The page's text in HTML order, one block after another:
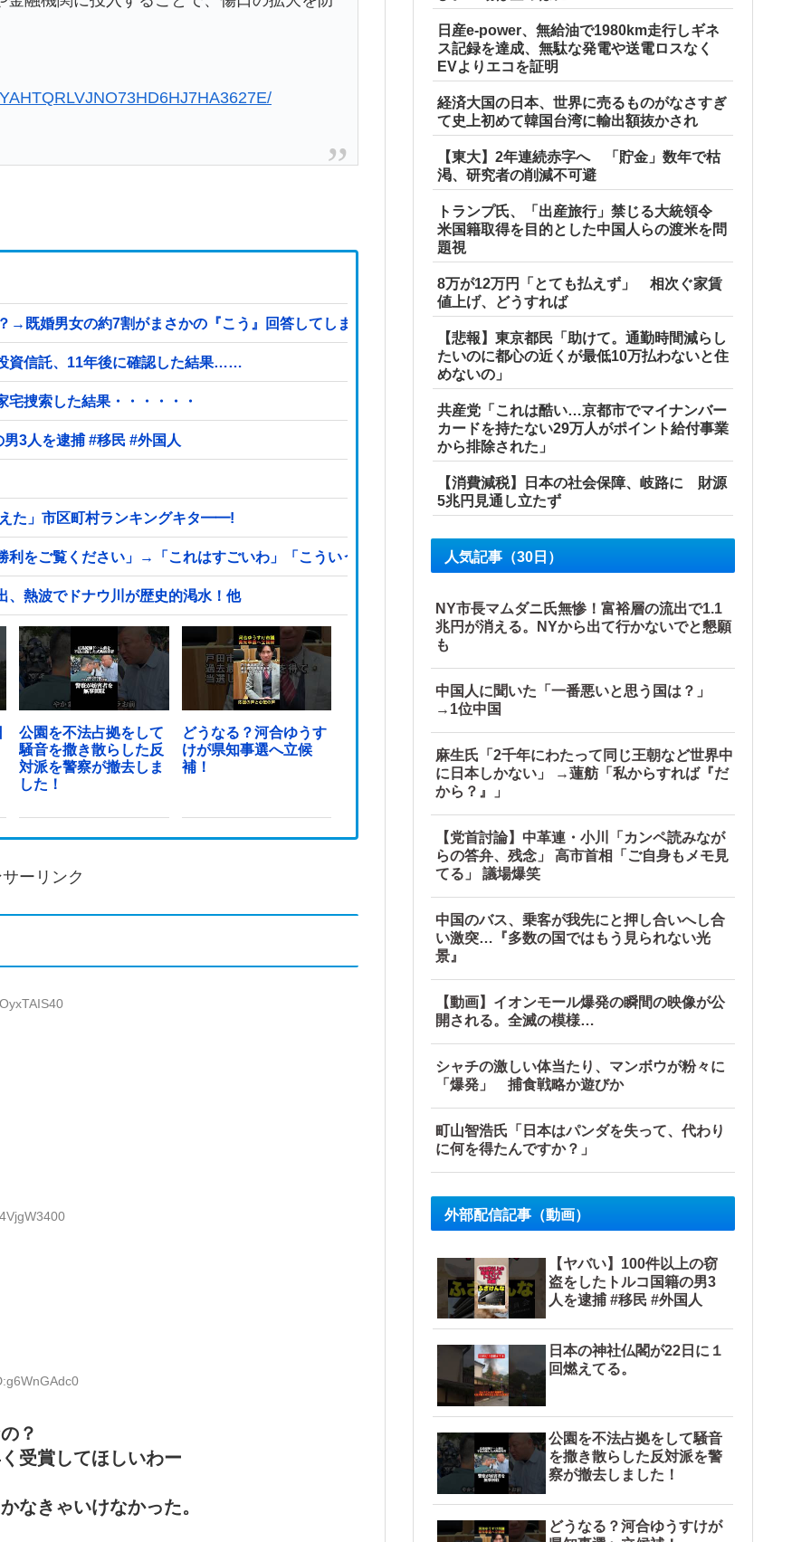
既婚男女の約7割がまさかの『こう』回答してしまうw w w w w w w w
資信託、11年後に確認した結果……
捜索した結果・・・・・・
【ヤバい】100件以上の窃盗をしたトルコ国籍の男3人を逮捕 #移民 #外国人
た」市区町村ランキングキタ━━!
をご覧ください」→「これはすごいわ」「こういうのを見ると日本人は何か適当に作る感じがしない・...
、熱波でドナウ川が歴史的渇水！他
公園を不法占拠をして
騒音を撒き散らした反
対派を警察が撤去しま
した！
どうなる？河合ゆうす
けが県知事選へ立候
補！
ーリンク
？
受賞してほしいわー
なきゃいけなかった。
日産e-power、無給油で1980km走行しギネ
ス記録を達成、無駄な発電や送電ロスなく
EVよりエコを証明
経済大国の日本、世界に売るものがなさすぎ
て史上初めて韓国台湾に輸出額抜かされ
【東大】2年連続赤字へ 「貯金」数年で枯
渇、研究者の削減不可避
トランプ氏、「出産旅行」禁じる大統領令
米国籍取得を目的とした中国人らの渡米を問
題視
8万が12万円「とても払えず」 相次ぐ家賃
値上げ、どうすれば
【悲報】東京都民「助けて。通勤時間減らし
たいのに都心の近くが最低10万払わないと住
めないの」
共産党「これは酷い…京都市でマイナンバー
カードを持たない29万人がポイント給付事業
から排除された」
【消費減税】日本の社会保障、岐路に 財源
5兆円見通し立たず
人気記事（30日）
NY市長マムダニ氏無惨！富裕層の流出で1.1
兆円が消える。NYから出て行かないでと懇願
も
中国人に聞いた「一番悪いと思う国は？」
→1位中国
麻生氏「2千年にわたって同じ王朝など世界中
に日本しかない」 →蓮舫「私からすれば『だ
から？』」
【党首討論】中革連・小川「カンペ読みなが
らの答弁、残念」 高市首相「ご自身もメモ見
てる」 議場爆笑
中国のバス、乗客が我先にと押し合いへし合
い激突…『多数の国ではもう見られない光
景』
【動画】イオンモール爆発の瞬間の映像が公
開される。全滅の模様…
シャチの激しい体当たり、マンボウが粉々に
「爆発」 捕食戦略か遊びか
町山智浩氏「日本はパンダを失って、代わり
に何を得たんですか？」
外部配信記事（動画）
【ヤバい】100件以上の窃
盗をしたトルコ国籍の男3
人を逮捕 #移民 #外国人
日本の神社仏閣が22日に１
回燃えてる。
公園を不法占拠をして騒音
を撒き散らした反対派を警
察が撤去しました！
どうなる？河合ゆうすけが